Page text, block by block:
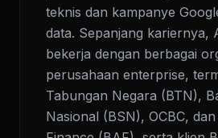
teknis dan kampanye
data. Sepanjang kariernya,
bekerja dengan berbagai
perusahaan enterprise,
Tabungan Negara (BTN),
Nasional (BSN), OCBC,